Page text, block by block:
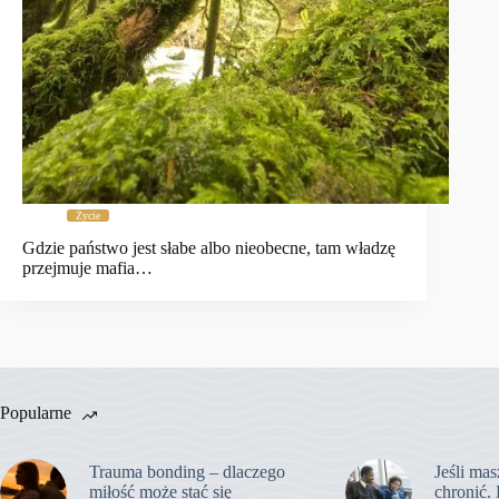
Życie
Gdzie państwo jest słabe albo nieobecne, tam władzę
przejmuje mafia…
Popularne
Trauma bonding – dlaczego
miłość może stać się
Jeśli
chronić.